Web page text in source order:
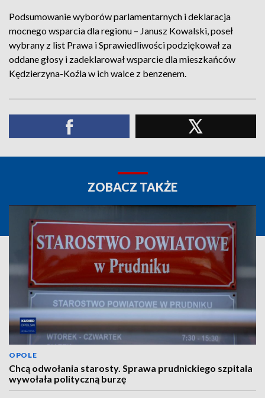
Podsumowanie wyborów parlamentarnych i deklaracja
mocnego wsparcia dla regionu – Janusz Kowalski, poseł
wybrany z list Prawa i Sprawiedliwości podziękował za
oddane głosy i zadeklarował wsparcie dla mieszkańców
Kędzierzyna-Koźla w ich walce z benzenem.
ZOBACZ TAKŻE
OPOLE
Chcą odwołania starosty. Sprawa prudnickiego szpitala
wywołała polityczną burzę